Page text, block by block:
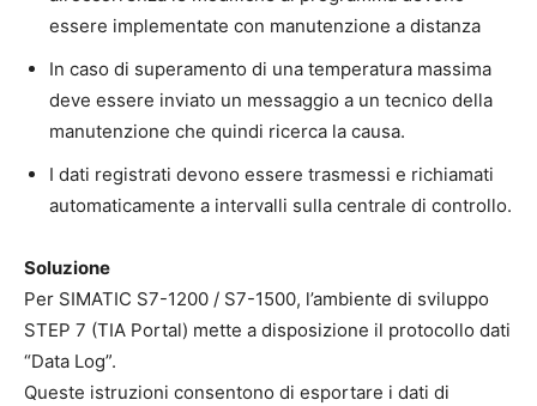
essere implementate con manutenzione a distanza
In caso di superamento di una temperatura massima
deve essere inviato un messaggio a un tecnico della
manutenzione che quindi ricerca la causa.
I dati registrati devono essere trasmessi e richiamati
automaticamente a intervalli sulla centrale di controllo.
Soluzione
Per SIMATIC S7-1200 / S7-1500, l’ambiente di sviluppo
STEP 7 (TIA Portal) mette a disposizione il protocollo dati
“Data Log”.
Queste istruzioni consentono di esportare i dati di